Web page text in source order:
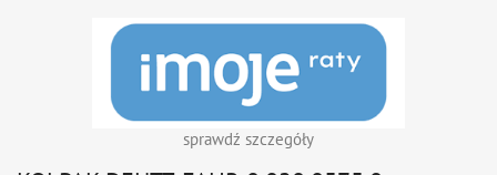
sprawdź szczegóły